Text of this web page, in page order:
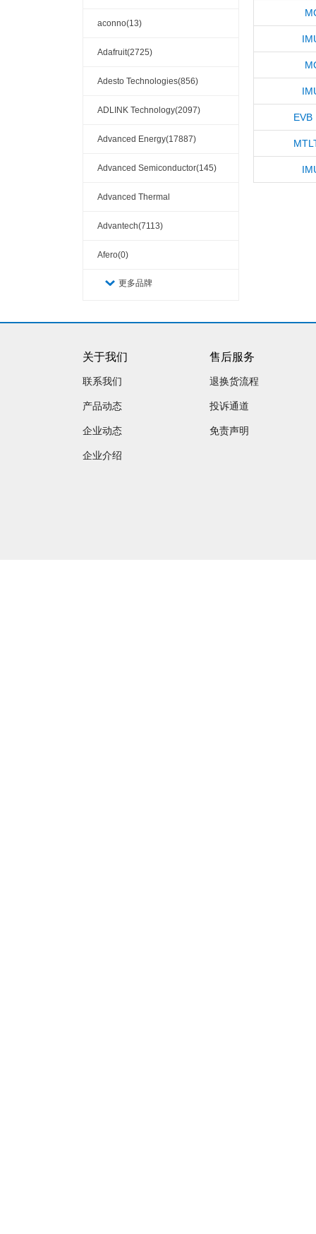
aconno(13)
Adafruit(2725)
Adesto Technologies(856)
ADLINK Technology(2097)
Advanced Energy(17887)
Advanced Semiconductor(145)
Advanced Thermal
Solutions(110404)
Advantech(7113)
Afero(0)
更多品牌
EVB
关于我们
联系我们
产品动态
企业动态
企业介绍
售后服务
退换货流程
投诉通道
免责声明